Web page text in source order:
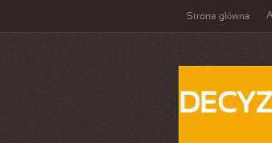
Strona główna